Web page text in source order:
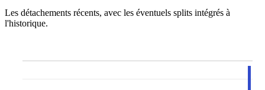
Les détachements récents, avec les éventuels splits intégrés à
l'historique.